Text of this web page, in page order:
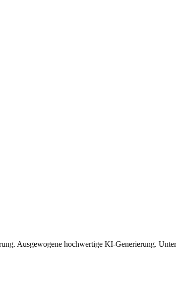
Ausgewogene hochwertige KI-Generierung.